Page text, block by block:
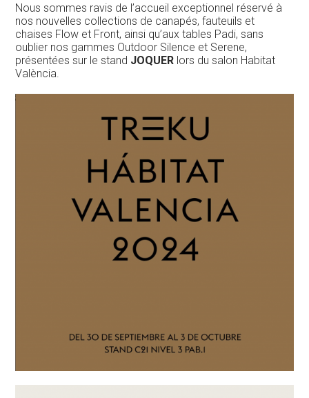
Nous sommes ravis de l’accueil exceptionnel réservé à
nos nouvelles collections de canapés, fauteuils et
chaises Flow et Front, ainsi qu’aux tables Padi, sans
oublier nos gammes Outdoor Silence et Serene,
présentées sur le stand JOQUER lors du salon Habitat
València.